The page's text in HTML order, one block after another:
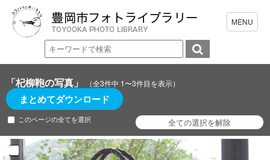
「杞柳鞄の写真」 （全3件中 1〜3件目を表示）
まとめてダウンロード
このページの全てを選択